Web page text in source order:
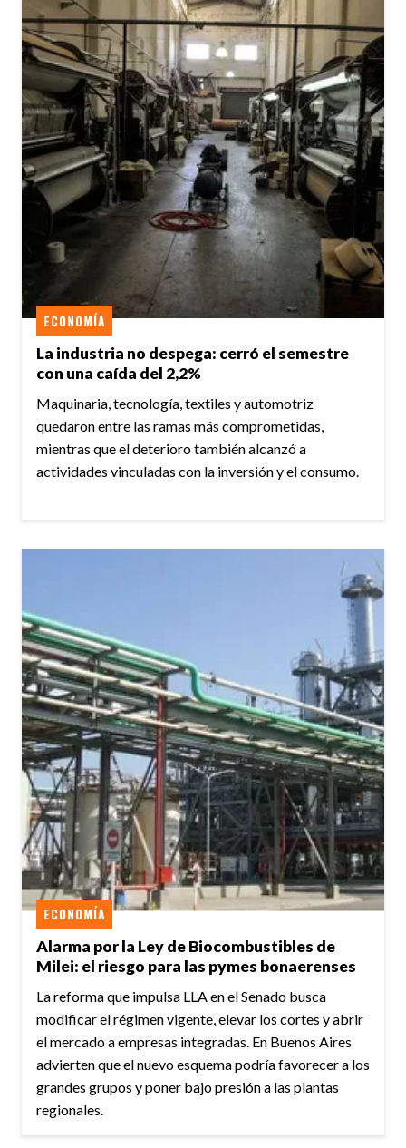
La industria no despega: cerró el semestre
con una caída del 2,2%
ECONOMÍA
Maquinaria, tecnología, textiles y automotriz
quedaron entre las ramas más comprometidas,
mientras que el deterioro también alcanzó a
actividades vinculadas con la inversión y el consumo.
Alarma por la Ley de Biocombustibles de
Milei: el riesgo para las pymes bonaerenses
ECONOMÍA
La reforma que impulsa LLA en el Senado busca
modificar el régimen vigente, elevar los cortes y abrir
el mercado a empresas integradas. En Buenos Aires
advierten que el nuevo esquema podría favorecer a los
grandes grupos y poner bajo presión a las plantas
regionales.